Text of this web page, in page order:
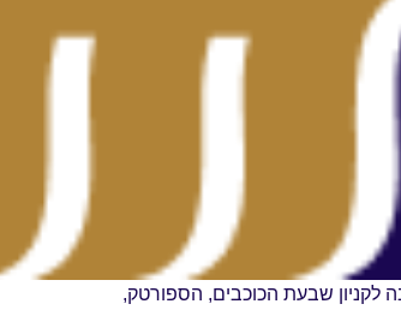
לקניון שבעת הכוכבים, הספורטק,